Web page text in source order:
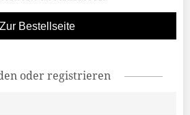
Zur Bestellseite
oder registrieren